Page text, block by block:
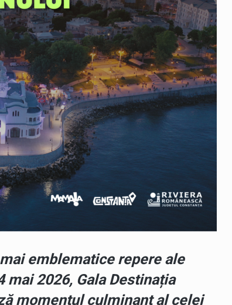
emblematice repere ale
2026, Gala Destinația
momentul culminant al celei